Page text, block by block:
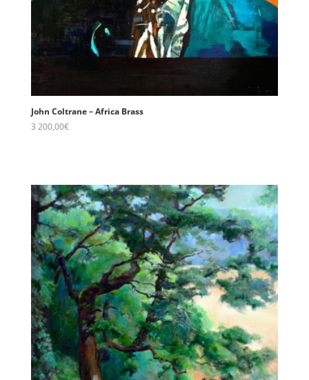
John Coltrane – Africa Brass
3 200,00€